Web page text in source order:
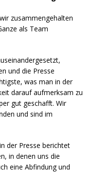
zusammengehalten
als Team
und die Presse
was man in der
darauf aufmerksam zu
gut geschafft. Wir
und sind im
der Presse berichtet
in denen uns die
eine Abfindung und